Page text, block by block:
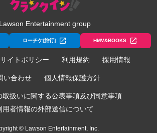
Lawson Entertainment group
ローチケ[旅行] HMV&BOOKS
サイトポリシー 利用規約 採用情報
い合わせ 個人情報保護方針
取扱いに関する公表事項及び同意事項
用者情報の外部送信について
© Lawson Entertainment, Inc.